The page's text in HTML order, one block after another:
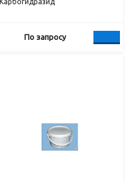
Карбогидразид
По запросу